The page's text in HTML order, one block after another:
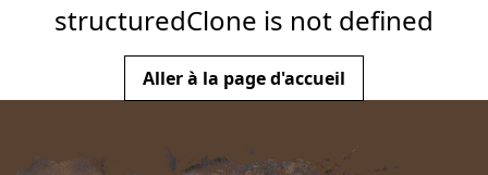
structuredClone is not defined
Aller à la page d'accueil